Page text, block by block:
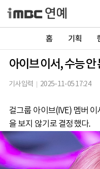
홈 기획
아이브 이서, 수능
기사입력 2025-11-05 17:24
걸그룹 아이브(IVE) 멤버
을 보지 않기로 결정했다.